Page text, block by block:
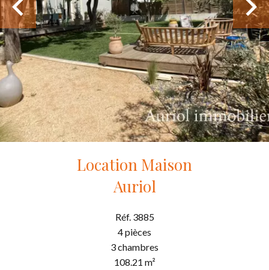
Location Maison
Auriol
Réf. 3885
4 pièces
3 chambres
108.21 m²